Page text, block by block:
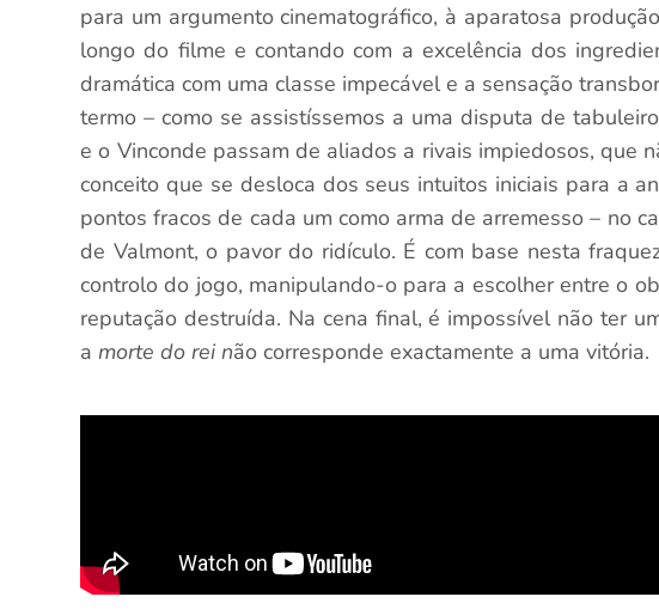
para um argumento cinematográfico, à aparatosa
longo do filme e contando com a excelência dos
dramática com uma classe impecável e a sensação
termo – como se assistíssemos a uma disputa de
e o Vinconde passam de aliados a rivais impiedosos, que
conceito que se desloca dos seus intuitos iniciais para a
pontos fracos de cada um como arma de arremesso – no
de Valmont, o pavor do ridículo. É com base nesta
controlo do jogo, manipulando-o para a escolher entre o
reputação destruída. Na cena final, é impossível não ter
a morte do rei não corresponde exactamente a uma vitória.